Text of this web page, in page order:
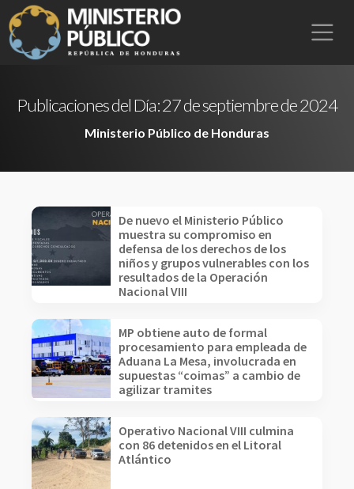
Publicaciones del Día:27 de septiembre de 2024
Ministerio Público de Honduras
De nuevo el Ministerio Público
muestra su compromiso en
defensa de los derechos de los
niños y grupos vulnerables con los
resultados de la Operación
Nacional VIII
MP obtiene auto de formal
procesamiento para empleada de
Aduana La Mesa, involucrada en
supuestas “coimas” a cambio de
agilizar tramites
Operativo Nacional VIII culmina
con 86 detenidos en el Litoral
Atlántico